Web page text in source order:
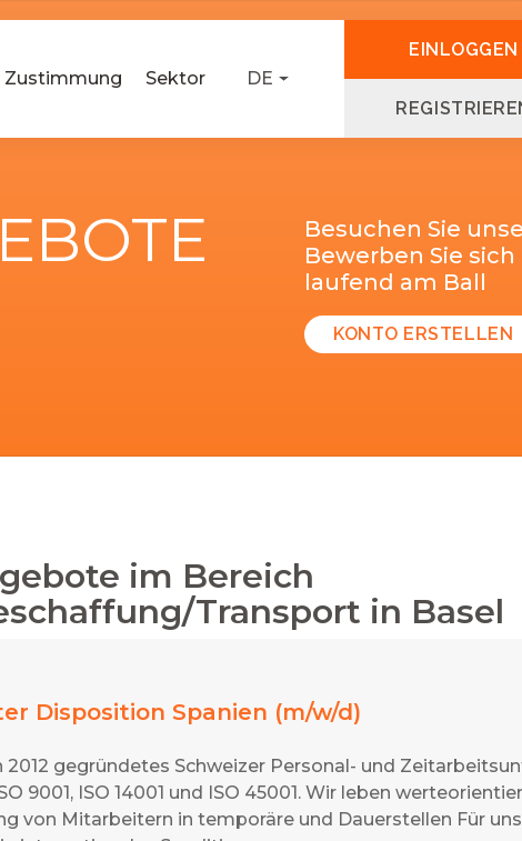
Zustimmung Sektor DE
EINLOGGEN
Besuchen Sie
Bewerben Sie
laufend am Ball
KONTO ERSTELLEN
im Bereich
Transport in Basel
Disposition Spanien (m/w/d)
2012 gegründetes Schweizer Personal- und
9001, ISO 14001 und ISO 45001. Wir leben
von Mitarbeitern in temporäre und Dauerstellen Für